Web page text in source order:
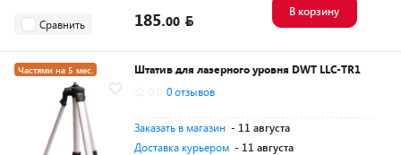
Сравнить 185.00
В корзину
Частями на 5 мес.
Разумная цена
Штатив для лазерного уровня DWT LLC-TR1
0 отзывов
Заказать в магазин - 11 августа
Доставка курьером - 11 августа